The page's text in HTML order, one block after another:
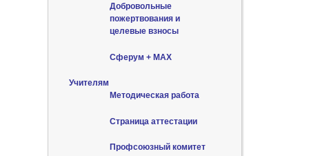
Добровольные
пожертвования и
целевые взносы
Сферум + MAX
Учителям
Методическая работа
Страница аттестации
Профсоюзный комитет